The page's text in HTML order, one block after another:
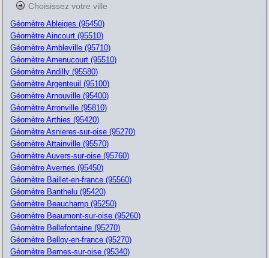
Choisissez votre ville
Géomètre Ableiges (95450)
Géomètre Aincourt (95510)
Géomètre Ambleville (95710)
Géomètre Amenucourt (95510)
Géomètre Andilly (95580)
Géomètre Argenteuil (95100)
Géomètre Arnouville (95400)
Géomètre Arronville (95810)
Géomètre Arthies (95420)
Géomètre Asnieres-sur-oise (95270)
Géomètre Attainville (95570)
Géomètre Auvers-sur-oise (95760)
Géomètre Avernes (95450)
Géomètre Baillet-en-france (95560)
Géomètre Banthelu (95420)
Géomètre Beauchamp (95250)
Géomètre Beaumont-sur-oise (95260)
Géomètre Bellefontaine (95270)
Géomètre Belloy-en-france (95270)
Géomètre Bernes-sur-oise (95340)